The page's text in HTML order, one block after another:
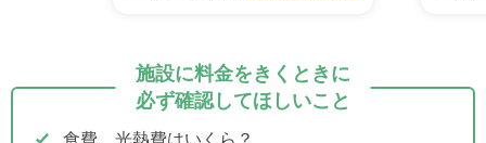
施設に料金をきくときに
必ず確認してほしいこと